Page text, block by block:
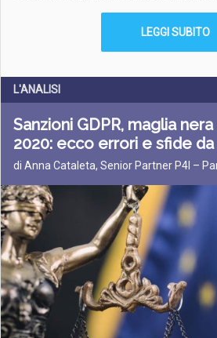
LEGGI SUBITO
L'ANALISI
Sanzioni GDPR, maglia nera
2020: ecco errori e sfide
di Anna Cataleta, Senior Partner P4I –